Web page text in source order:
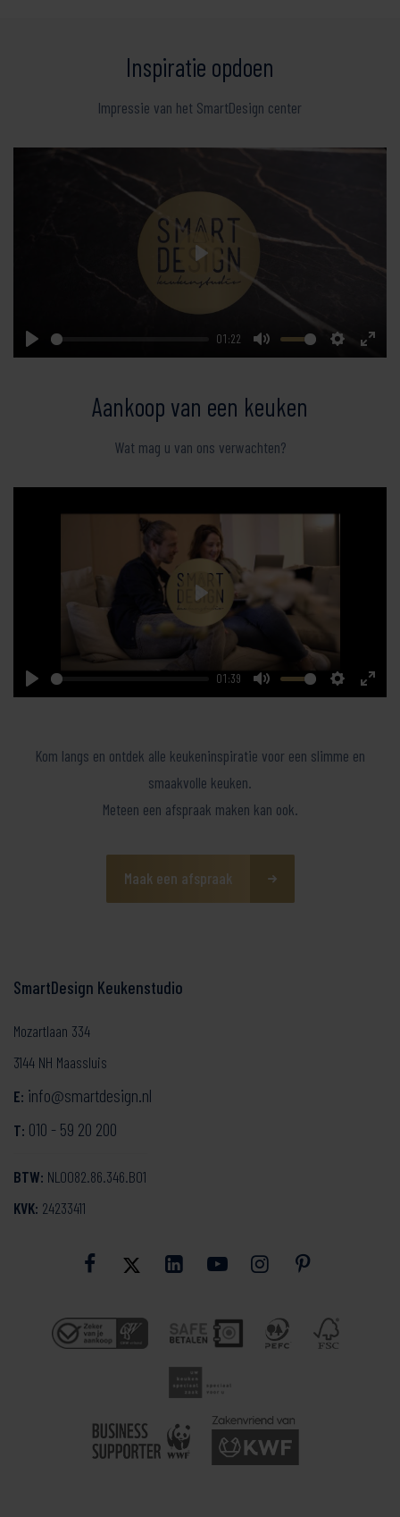
Inspiratie opdoen
Impressie van het SmartDesign center
Play
01:22
Mute Settings
Enter
Play
Aankoop van een keuken
Wat mag u van ons verwachten?
Play
01:39
Mute Settings
Enter
Kom langs en ontdek alle keukeninspiratie voor een slimme en
smaakvolle keuken.
Meteen een afspraak maken kan ook.
Maak een afspraak
SmartDesign Keukenstudio
Mozartlaan 334
3144 NH Maassluis
E: info@smartdesign.nl
T: 010 - 59 20 200
BTW: NL0082.86.346.B01
KVK: 24233411